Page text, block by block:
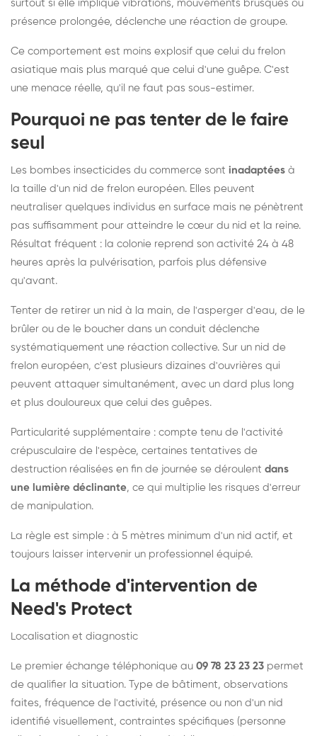
surtout si elle implique vibrations, mouvements brusques ou
présence prolongée, déclenche une réaction de groupe.
Ce comportement est moins explosif que celui du frelon
asiatique mais plus marqué que celui d'une guêpe. C'est
une menace réelle, qu'il ne faut pas sous-estimer.
Pourquoi ne pas tenter de le faire
seul
Les bombes insecticides du commerce sont inadaptées à
la taille d'un nid de frelon européen. Elles peuvent
neutraliser quelques individus en surface mais ne pénètrent
pas suffisamment pour atteindre le cœur du nid et la reine.
Résultat fréquent : la colonie reprend son activité 24 à 48
heures après la pulvérisation, parfois plus défensive
qu'avant.
Tenter de retirer un nid à la main, de l'asperger d'eau, de le
brûler ou de le boucher dans un conduit déclenche
systématiquement une réaction collective. Sur un nid de
frelon européen, c'est plusieurs dizaines d'ouvrières qui
peuvent attaquer simultanément, avec un dard plus long
et plus douloureux que celui des guêpes.
Particularité supplémentaire : compte tenu de l'activité
crépusculaire de l'espèce, certaines tentatives de
destruction réalisées en fin de journée se déroulent dans
une lumière déclinante, ce qui multiplie les risques d'erreur
de manipulation.
La règle est simple : à 5 mètres minimum d'un nid actif, et
toujours laisser intervenir un professionnel équipé.
La méthode d'intervention de
Need's Protect
Localisation et diagnostic
Le premier échange téléphonique au 09 78 23 23 23 permet
de qualifier la situation. Type de bâtiment, observations
faites, fréquence de l'activité, présence ou non d'un nid
identifié visuellement, contraintes spécifiques (personne